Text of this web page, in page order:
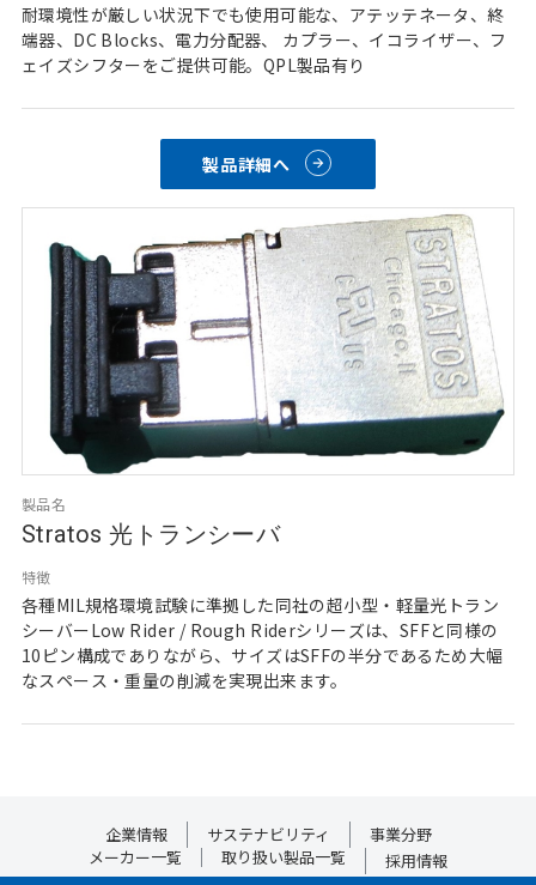
耐環境性が厳しい状況下でも使用可能な、アテッテネータ、終
端器、DC Blocks、電力分配器、 カプラー、イコライザー、フ
ェイズシフターをご提供可能。QPL製品有り
製品名
Stratos 光トランシーバ
特徴
各種MIL規格環境試験に準拠した同社の超小型・軽量光トラン
シーバーLow Rider / Rough Riderシリーズは、SFFと同様の
10ピン構成でありながら、サイズはSFFの半分であるため大幅
なスペース・重量の削減を実現出来ます。
製品詳細へ
企業情報 サステナビリティ
事業分野
メーカー一覧
取り扱い製品一覧 採用情報